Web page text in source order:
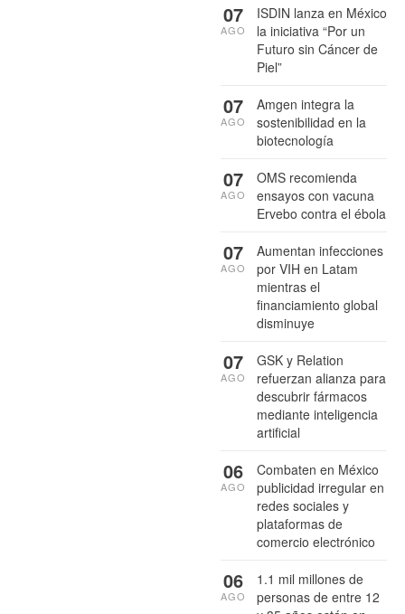
ISDIN lanza en México
la iniciativa “Por un
Futuro sin Cáncer de
Piel”
07
AGO
Amgen integra la
sostenibilidad en la
biotecnología
07
AGO
OMS recomienda
ensayos con vacuna
Ervebo contra el ébola
07
AGO
Aumentan infecciones
por VIH en Latam
mientras el
financiamiento global
disminuye
07
AGO
GSK y Relation
refuerzan alianza para
descubrir fármacos
mediante inteligencia
artificial
07
AGO
Combaten en México
publicidad irregular en
redes sociales y
plataformas de
comercio electrónico
06
AGO
1.1 mil millones de
personas de entre 12
06
AGO